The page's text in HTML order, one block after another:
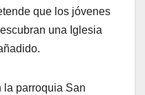
que los jóvenes
una Iglesia
la parroquia San